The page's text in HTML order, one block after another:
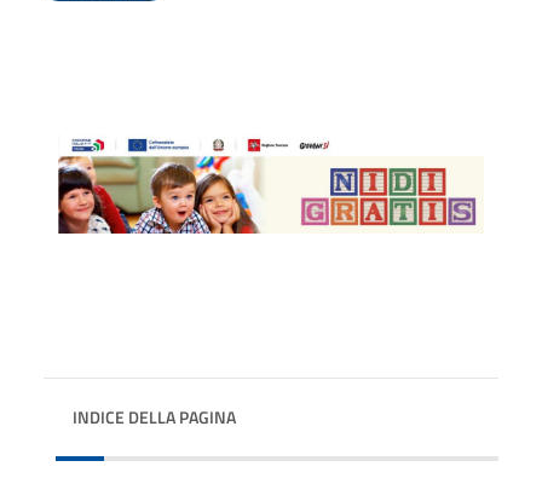
INDICE DELLA PAGINA